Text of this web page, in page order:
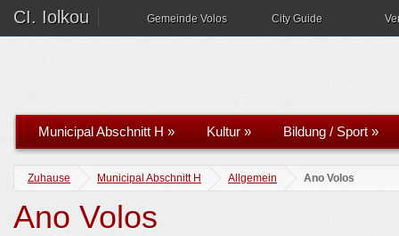
CI. Iolkou Gemeinde Volos City Guide
Municipal Abschnitt H » Kultur » Bildung / Sport »
Zuhause Municipal Abschnitt H Allgemein Ano Volos
Ano Volos